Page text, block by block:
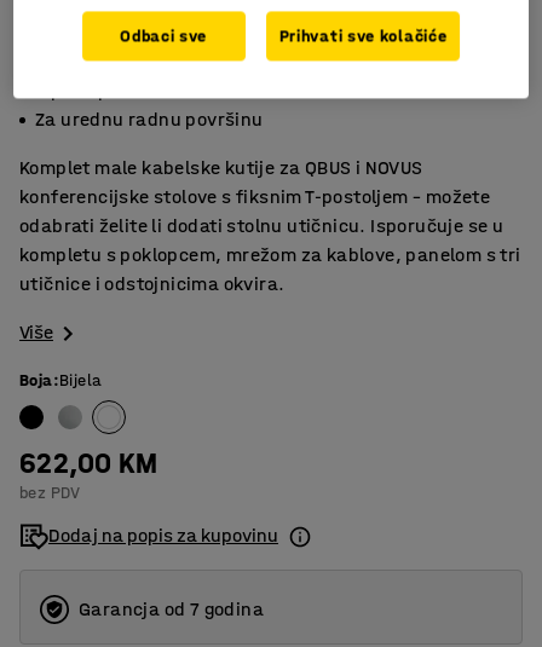
Može se prilagoditi vašim potrebama
Za urednu radnu površinu
Komplet male kabelske kutije za QBUS i NOVUS
konferencijske stolove s fiksnim T-postoljem – možete
odabrati želite li dodati stolnu utičnicu. Isporučuje se u
kompletu s poklopcem, mrežom za kablove, panelom s tri
utičnice i odstojnicima okvira.
Više
Boja:Bijela
622,00 KM
bez PDV
Dodaj na popis za kupovinu
Garancja od 7 godina
Odbaci sve Prihvati sve kolačiće